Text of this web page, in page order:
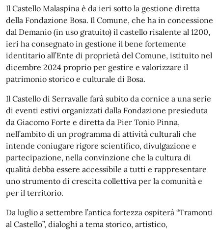
Il Castello Malaspina è da ieri sotto la gestione diretta
della Fondazione Bosa. Il Comune, che ha in concessione
dal Demanio (in uso gratuito) il castello risalente al 1200,
ieri ha consegnato in gestione il bene fortemente
identitario all’Ente di proprietà del Comune, istituito nel
dicembre 2024 proprio per gestire e valorizzare il
patrimonio storico e culturale di Bosa.
Il Castello di Serravalle farà subito da cornice a una serie
di eventi estivi organizzati dalla Fondazione presieduta
da Giacomo Forte e diretta da Pier Tonio Pinna,
nell’ambito di un programma di attività culturali che
intende coniugare rigore scientifico, divulgazione e
partecipazione, nella convinzione che la cultura di
qualità debba essere accessibile a tutti e rappresentare
uno strumento di crescita collettiva per la comunità e
per il territorio.
Da luglio a settembre l’antica fortezza ospiterà “Tramonti
al Castello”, dialoghi a tema storico, artistico,